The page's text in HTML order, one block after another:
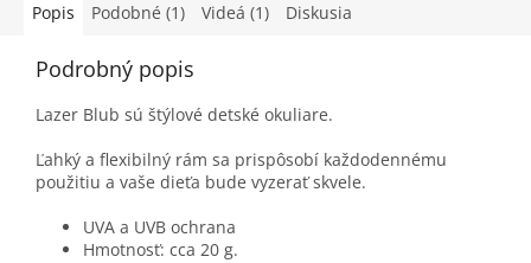
Popis Podobné (1) Videá (1) Diskusia
Podrobný popis
Lazer Blub sú štýlové detské okuliare.
Ľahký a flexibilný rám sa prispôsobí každodennému
použitiu a vaše dieťa bude vyzerať skvele.
UVA a UVB ochrana
Hmotnosť: cca 20 g.